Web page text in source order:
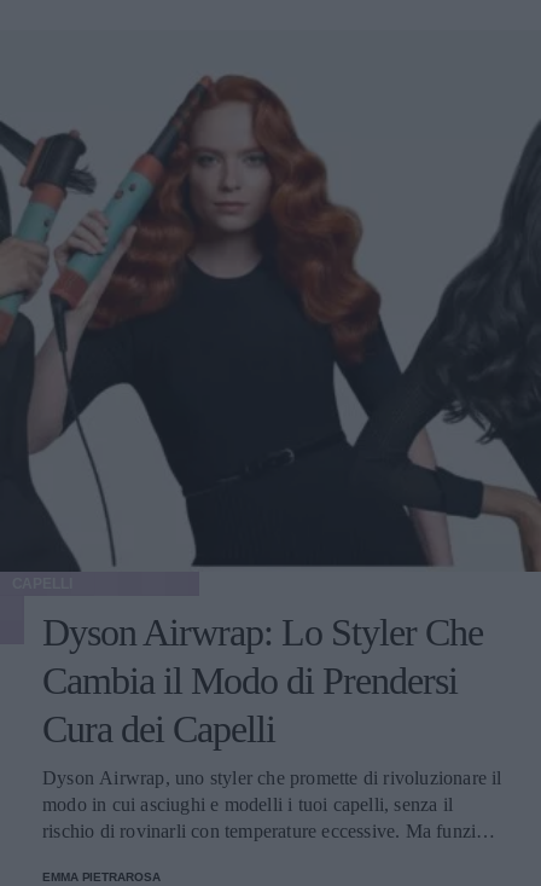
Dyson Airwrap: Lo Styler Che
Cambia il Modo di Prendersi
Cura dei Capelli
Dyson Airwrap, uno styler che promette di rivoluzionare il
modo in cui asciughi e modelli i tuoi capelli, senza il
rischio di rovinarli con temperature eccessive. Ma funziona
EMMA PIETRAROSA